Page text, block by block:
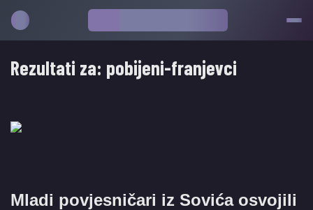
Rezultati za: pobijeni-franjevci
Mladi povjesničari iz Sovića osvojili